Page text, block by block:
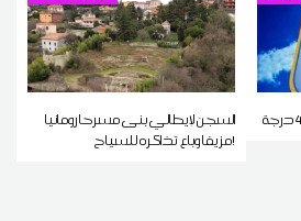
السجن لإيطالي بنى مسرحا رومانيا
مزيفا وباع تذاكره للسياح!